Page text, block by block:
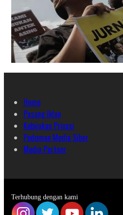
Home
Pasang Iklan
Kebijakan Privasi
Pedoman Media Siber
Media Partner
Terhubung dengan kami